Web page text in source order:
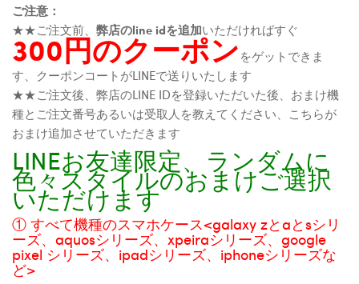
ご注意：
★★ご注文前、 弊店のline idを追加いただければすぐ
300円のクーポンをゲットできま
す、クーポンコートがLINEで送りいたします
★★ご注文後、弊店のLINE IDを登録いただいた後、おまけ機
種とご注文番号あるいは受取人を教えてください、こちらが
おまけ追加させていただきます
LINEお友達限定、ランダムに
色々スタイルのおまけご選択
いただけます
① すべて機種のスマホケース<galaxy zとaとsシリ
ーズ、aquosシリーズ、xpeiraシリーズ、google
pixel シリーズ、ipadシリーズ、iphoneシリーズな
ど>